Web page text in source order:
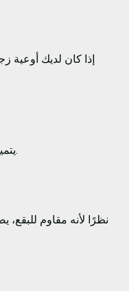
إذا كان لديك أوعية
يتميز زجاج البورسليكات بقدرات ممتازة على مقاومة التآكل. وبالتالي، ستحتفظ الأواني الزجاجية بجمالها لفترة طويلة جدًا من الزمن.
نظرًا لأنه مقاوم